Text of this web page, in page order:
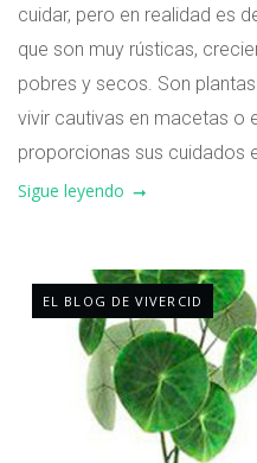
cuidar, pero en realidad es
que son muy rústicas,
pobres y secos. Son
vivir cautivas en macetas o
proporcionas sus cuidados
Sigue leyendo
EL BLOG DE VIVERCID